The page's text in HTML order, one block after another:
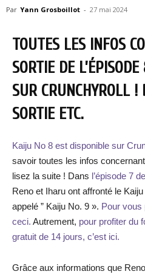
Par Yann Grosboillot - 27 mai 2024
TOUTES LES INFOS
SORTIE DE
SUR CRUNCHYROLL !
SORTIE ETC.
Kaiju No 8 est disponible sur
savoir toutes les infos concernant
lisez la suite ! Dans l’épisode 7
Reno et Iharu ont affronté le
appelé ” Kaiju No. 9 ». Pour vous
ceci. Autrement, pour profiter du
gratuit de 14 jours, c’est ici.
Grâce aux informations que